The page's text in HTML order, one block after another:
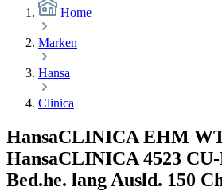
Home
Marken
Hansa
Clinica
HansaCLINICA EHM
HansaCLINICA 4523
Bed.he. lang Ausld. 150